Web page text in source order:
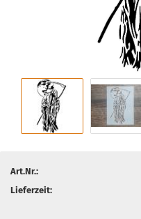
Art.Nr.:
Lieferzeit: